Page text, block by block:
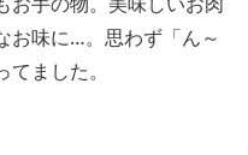
お味に…。思わず「ん～
ました。